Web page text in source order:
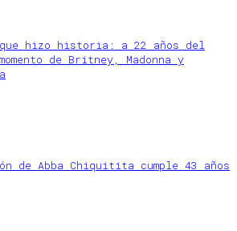
hizo historia: a 22 años del
de Britney, Madonna y
de Abba Chiquitita cumple 43 años